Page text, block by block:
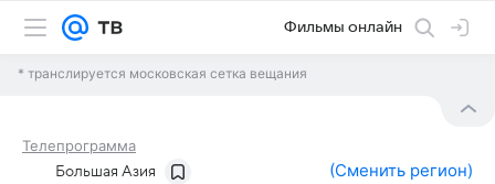
Фильмы онлайн
* транслируется московская сетка вещания
Телепрограмма
Большая Азия (Сменить регион)